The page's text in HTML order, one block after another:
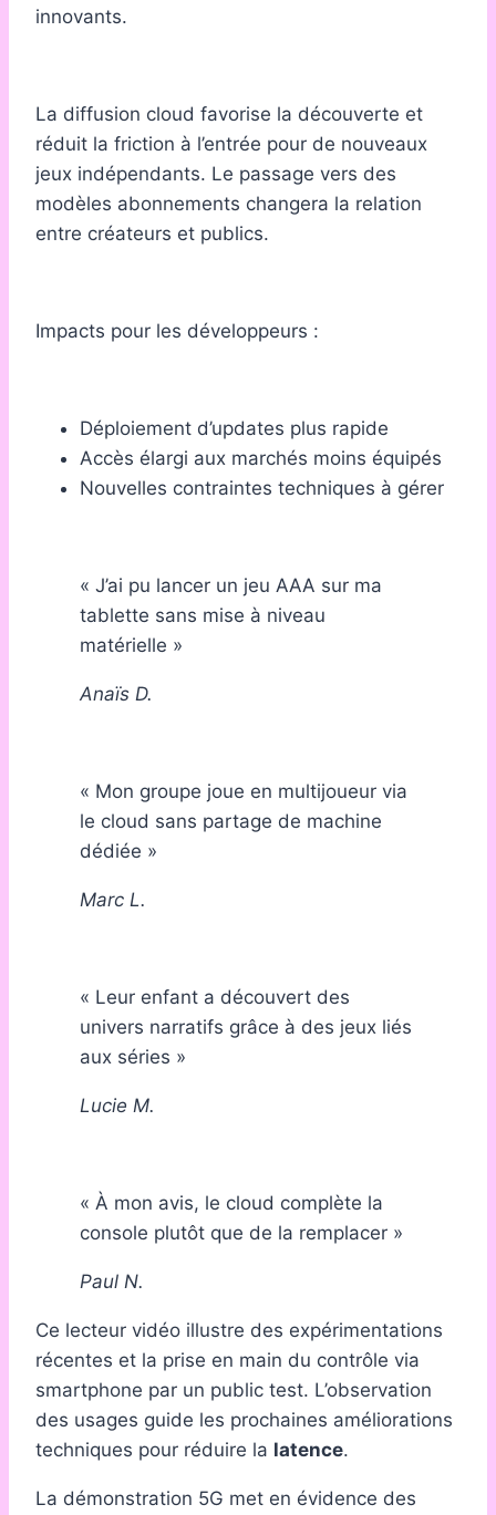
innovants.
La diffusion cloud favorise la découverte et
réduit la friction à l’entrée pour de nouveaux
jeux indépendants. Le passage vers des
modèles abonnements changera la relation
entre créateurs et publics.
Impacts pour les développeurs :
Déploiement d’updates plus rapide
Accès élargi aux marchés moins équipés
Nouvelles contraintes techniques à gérer
« J’ai pu lancer un jeu AAA sur ma
tablette sans mise à niveau
matérielle »
Anaïs D.
« Mon groupe joue en multijoueur via
le cloud sans partage de machine
dédiée »
Marc L.
« Leur enfant a découvert des
univers narratifs grâce à des jeux liés
aux séries »
Lucie M.
« À mon avis, le cloud complète la
console plutôt que de la remplacer »
Paul N.
Ce lecteur vidéo illustre des expérimentations
récentes et la prise en main du contrôle via
smartphone par un public test. L’observation
des usages guide les prochaines améliorations
techniques pour réduire la latence.
La démonstration 5G met en évidence des